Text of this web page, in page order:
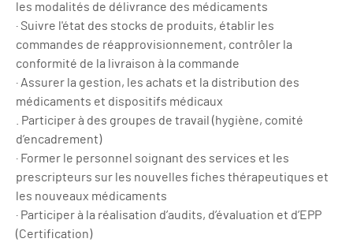
les modalités de délivrance des médicaments
· Suivre l'état des stocks de produits, établir les
commandes de réapprovisionnement, contrôler la
conformité de la livraison à la commande
· Assurer la gestion, les achats et la distribution des
médicaments et dispositifs médicaux
. Participer à des groupes de travail (hygiène, comité
d’encadrement)
· Former le personnel soignant des services et les
prescripteurs sur les nouvelles fiches thérapeutiques et
les nouveaux médicaments
· Participer à la réalisation d’audits, d’évaluation et d’EPP
(Certification)